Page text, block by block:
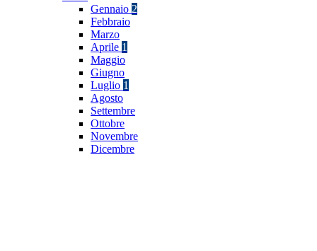
Gennaio 2
Febbraio
Marzo
Aprile 1
Maggio
Giugno
Luglio 1
Agosto
Settembre
Ottobre
Novembre
Dicembre